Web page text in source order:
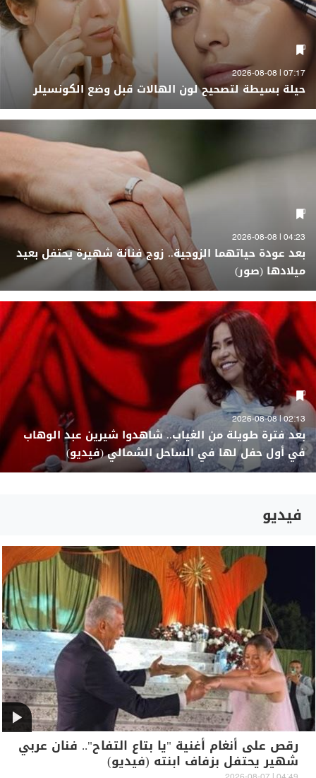
07:17 | 2026-08-08
حيلة بسيطة لتصحيح لون الهالات قبل وضع الكونسيلر
04:23 | 2026-08-08
بعد عودة حياتهما الزوجية.. زوج فنانة شهيرة يحتفل بعيد
ميلادها (صور)
02:13 | 2026-08-08
بعد فترة طويلة من الغياب.. شاهدوا شيرين عبد الوهاب
في أول حفل لها في الساحل الشمالي (فيديو)
فيديو
رقص على أنغام أغنية "يا بتاع التفاح".. فنان عربي
شهير يحتفل بزفاف ابنته (فيديو)